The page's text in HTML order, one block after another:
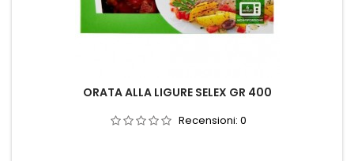
ORATA ALLA LIGURE SELEX GR 400
Recensioni: 0